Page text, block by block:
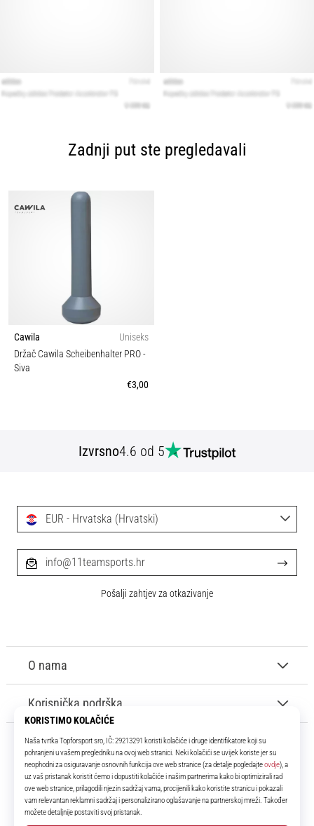
Zadnji put ste pregledavali
Cawila
Uniseks
Držač Cawila Scheibenhalter PRO-
Siva
€3,00
Izvrsno4.6 od 5
11teamsports.hr
Tvoj smo pouzdani suigrač već više od 16 godina! Cijelo to vrijeme
donosimo ti najbolje i najnovije proizvode iz svijeta nogometa.
O nama
Korisnička podrška
EUR - Hrvatska (Hrvatski)
info@11teamsports.hr
Pošalji zahtjev za otkazivanje